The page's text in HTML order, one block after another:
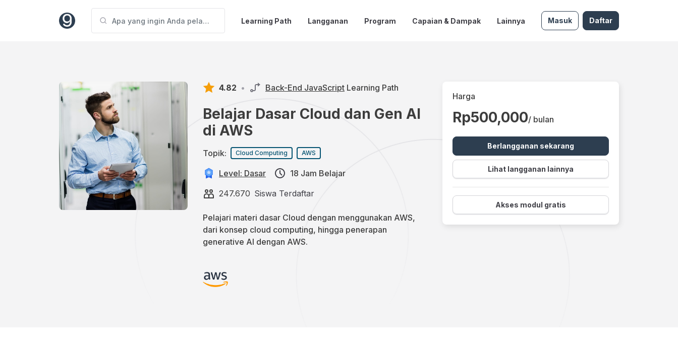
Learning Path Langganan Program Capaian & Dampak Lainnya Masuk Daftar
4.82 • Back-End JavaScript Learning Path
Belajar Dasar Cloud dan Gen AI
di AWS
Topik: Cloud Computing AWS
Level: Dasar
18 Jam Belajar
247.670 Siswa Terdaftar
Pelajari materi dasar Cloud dengan menggunakan AWS,
dari konsep cloud computing, hingga penerapan
generative AI dengan AWS.
Harga
Rp500,000/ bulan
Berlangganan sekarang
Lihat langganan lainnya
Akses modul gratis